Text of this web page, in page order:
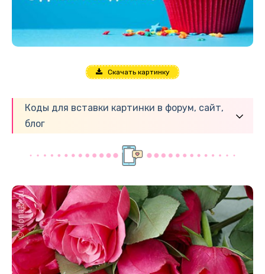
Скачать картинку
Коды для вставки картинки в форум, сайт,
блог